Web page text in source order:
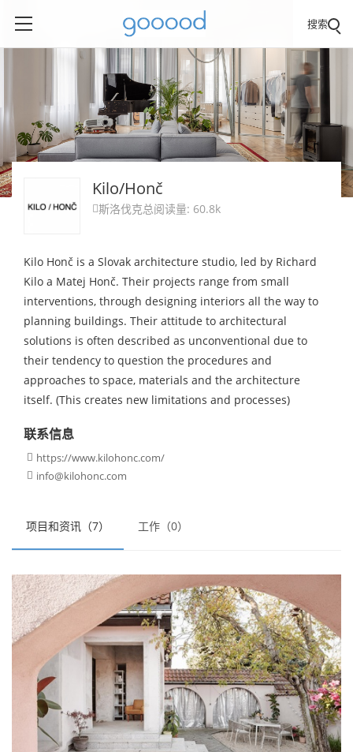
搜索
项目和资讯（7） 工作（0）
Kilo/Honč
斯洛伐克总阅读量: 60.8k
Kilo Honč is a Slovak architecture studio, led by Richard
Kilo a Matej Honč. Their projects range from small
interventions, through designing interiors all the way to
planning buildings. Their attitude to architectural
solutions is often described as unconventional due to
their tendency to question the procedures and
approaches to space, materials and the architecture
itself. (This creates new limitations and processes)
联系信息
 https://www.kilohonc.com/
 info@kilohonc.com